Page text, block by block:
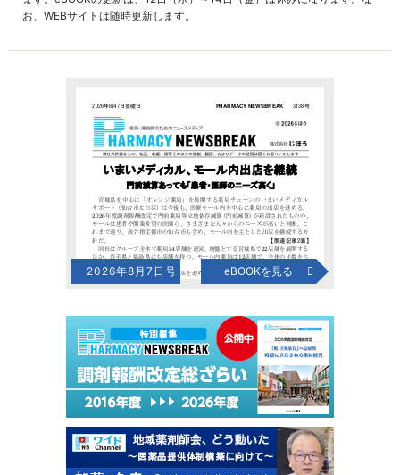
お、WEBサイトは随時更新します。
2026年8月7日号 eBOOKを見る